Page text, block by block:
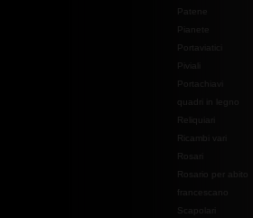
Patene
Pianete
Portaviatici
Piviali
Portachiavi
quadri in legno
Reliquiari
Ricambi vari
Rosari
Rosario per abito
francescano
Scapolari